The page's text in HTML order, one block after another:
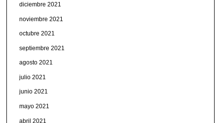
diciembre 2021
noviembre 2021
octubre 2021
septiembre 2021
agosto 2021
julio 2021
junio 2021
mayo 2021
abril 2021